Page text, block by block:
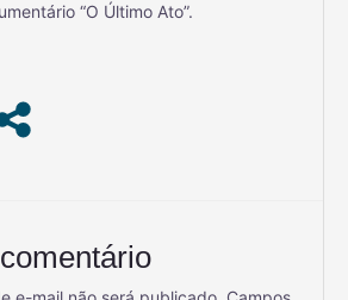
“O Último Ato”.